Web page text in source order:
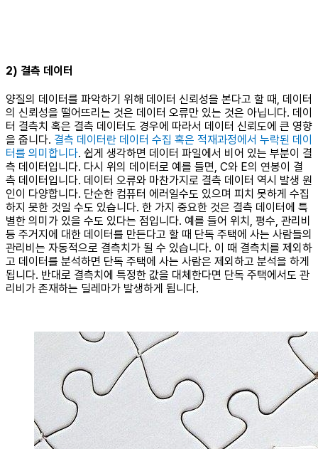
2) 결측 데이터
양질의 데이터를 파악하기 위해 데이터 신뢰성을 본다고 할 때, 데이터
의 신뢰성을 떨어뜨리는 것은 데이터 오류만 있는 것은 아닙니다. 데이
터 결측치 혹은 결측 데이터도 경우에 따라서 데이터 신뢰도에 큰 영향
을 줍니다. 결측 데이터란 데이터 수집 혹은 적재과정에서 누락된 데이
터를 의미합니다. 쉽게 생각하면 데이터 파일에서 비어 있는 부분이 결
측 데이터입니다. 다시 위의 데이터로 예를 들면, C와 E의 연봉이 결
측 데이터입니다. 데이터 오류와 마찬가지로 결측 데이터 역시 발생 원
인이 다양합니다. 단순한 컴퓨터 에러일수도 있으며 피치 못하게 수집
하지 못한 것일 수도 있습니다. 한 가지 중요한 것은 결측 데이터에 특
별한 의미가 있을 수도 있다는 점입니다. 예를 들어 위치, 평수, 관리비
등 주거지에 대한 데이터를 만든다고 할 때 단독 주택에 사는 사람들의
관리비는 자동적으로 결측치가 될 수 있습니다. 이 때 결측치를 제외하
고 데이터를 분석하면 단독 주택에 사는 사람은 제외하고 분석을 하게
됩니다. 반대로 결측치에 특정한 값을 대체한다면 단독 주택에서도 관
리비가 존재하는 딜레마가 발생하게 됩니다.